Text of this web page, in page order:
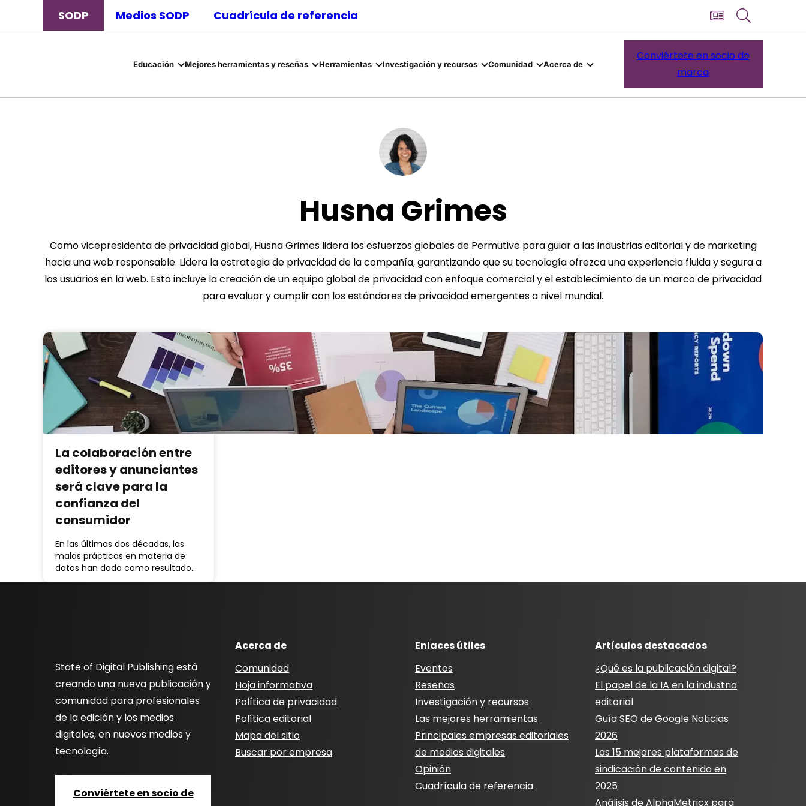
SODP Medios SODP Cuadrícula de referencia
Educación Mejores herramientas y reseñas Herramientas Investigación y recursos Comunidad Acerca de
Conviértete en socio de
marca
Husna Grimes
Como vicepresidenta de privacidad global, Husna Grimes lidera los esfuerzos globales de Permutive para guiar a las industrias editorial y de marketing
hacia una web responsable. Lidera la estrategia de privacidad de la compañía, garantizando que su tecnología ofrezca una experiencia fluida y segura a
los usuarios en la web. Esto incluye la creación de un equipo global de privacidad con enfoque comercial y el establecimiento de un marco de privacidad
para evaluar y cumplir con los estándares de privacidad emergentes a nivel mundial.
La colaboración entre
editores y anunciantes
será clave para la
confianza del
consumidor
En las últimas dos décadas, las
malas prácticas en materia de
datos han dado como resultado…
State of Digital Publishing está
creando una nueva publicación y
comunidad para profesionales
de la edición y los medios
digitales, en nuevos medios y
tecnología.
Conviértete en socio de
Acerca de
Comunidad
Hoja informativa
Política de privacidad
Política editorial
Mapa del sitio
Buscar por empresa
Enlaces útiles
Eventos
Reseñas
Investigación y recursos
Las mejores herramientas
Principales empresas editoriales
de medios digitales
Opinión
Cuadrícula de referencia
Artículos destacados
¿Qué es la publicación digital?
El papel de la IA en la industria
editorial
Guía SEO de Google Noticias
2026
Las 15 mejores plataformas de
sindicación de contenido en
2025
Análisis de AlphaMetricx para